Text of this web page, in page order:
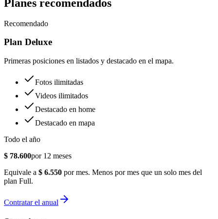
Planes recomendados
Recomendado
Plan Deluxe
Primeras posiciones en listados y destacado en el mapa.
Fotos ilimitadas
Videos ilimitados
Destacado en home
Destacado en mapa
Todo el año
$ 78.600por 12 meses
Equivale a $ 6.550 por mes. Menos por mes que un solo mes del
plan Full.
Contratar el anual